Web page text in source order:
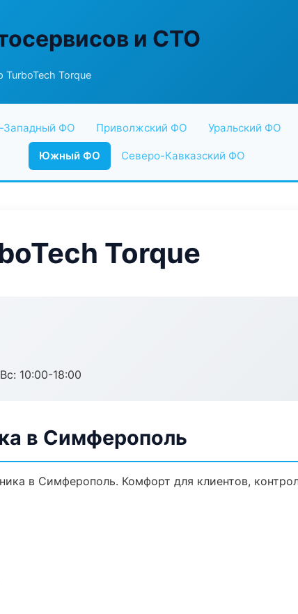
и СТО
TurboTech Torque
Западный ФО Приволжский ФО Уральский ФО
Южный ФО Северо-Кавказский ФО
Torque
10:00-18:00
в Симферополь
в Симферополь. Комфорт для клиентов,